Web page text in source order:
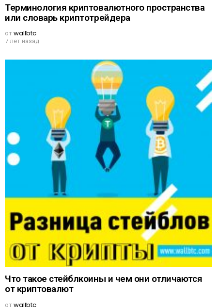
Терминология криптовалютного пространства
или словарь криптотрейдера
отwallbtc
7 лет назад
Что такое стейблкоины и чем они отличаются
от криптовалют
отwallbtc